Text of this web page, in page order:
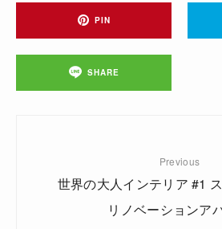
PIN
SHARE
Previous
世界の大人インテリア #1
リノベーションア